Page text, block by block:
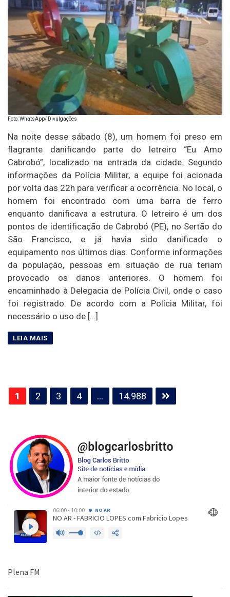
Foto: WhatsApp/ Divulgações
Na noite desse sábado (8), um homem foi preso em
flagrante danificando parte do letreiro “Eu Amo
Cabrobó”, localizado na entrada da cidade. Segundo
informações da Polícia Militar, a equipe foi acionada
por volta das 22h para verificar a ocorrência. No local, o
homem foi encontrado com uma barra de ferro
enquanto danificava a estrutura. O letreiro é um dos
pontos de identificação de Cabrobó (PE), no Sertão do
São Francisco, e já havia sido danificado o
equipamento nos últimos dias. Conforme informações
da população, pessoas em situação de rua teriam
provocado os danos anteriores. O homem foi
encaminhado à Delegacia de Polícia Civil, onde o caso
foi registrado. De acordo com a Polícia Militar, foi
necessário o uso de […]
Paginação
de
1 2 3 4 … 14.988